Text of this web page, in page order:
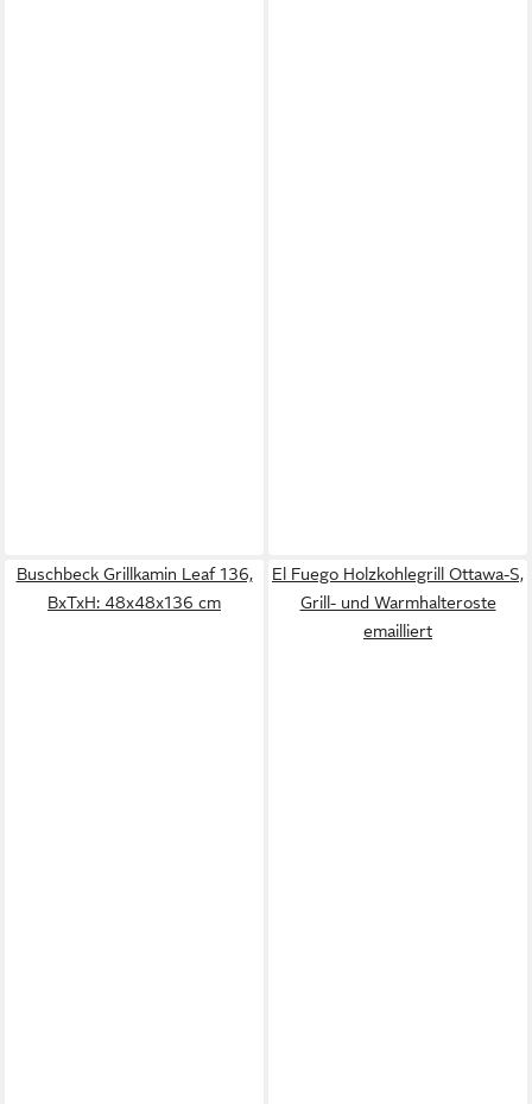
Buschbeck Grillkamin Leaf 136,
BxTxH: 48x48x136 cm
El Fuego Holzkohlegrill Ottawa-S,
Grill- und Warmhalteroste
emailliert